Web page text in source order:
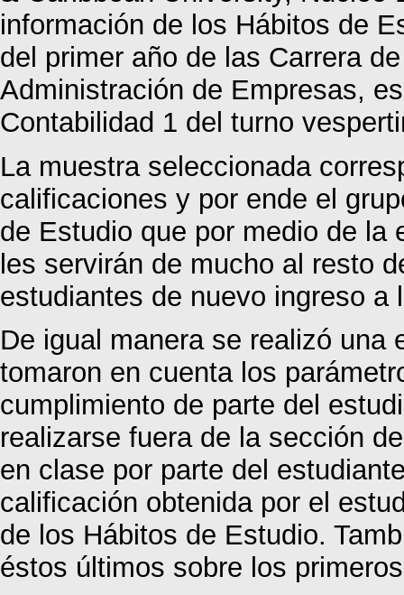
información de los Hábitos de
del primer año de las Carrera
Administración de Empresas,
Contabilidad 1 del turno
La muestra seleccionada
calificaciones y por ende el
de Estudio que por medio de la
les servirán de mucho al resto
estudiantes de nuevo ingreso a
De igual manera se realizó una
tomaron en cuenta los
cumplimiento de parte del
realizarse fuera de la sección
en clase por parte del
calificación obtenida por el
de los Hábitos de Estudio.
éstos últimos sobre los